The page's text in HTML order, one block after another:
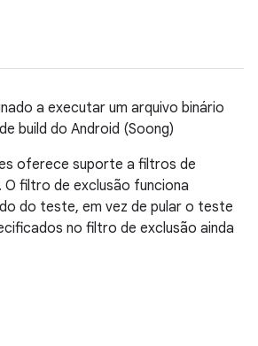
a executar um arquivo binário
build do Android (Soong)
oferece suporte a filtros de
O filtro de exclusão funciona
do teste, em vez de pular o teste
no filtro de exclusão ainda